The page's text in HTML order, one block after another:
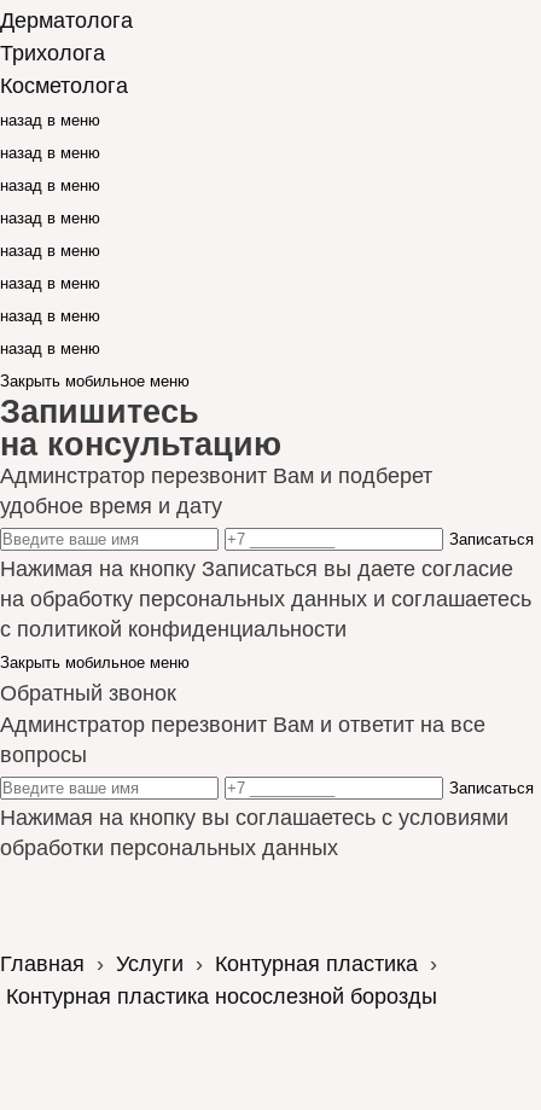
Дерматолога
Трихолога
Косметолога
назад в меню
назад в меню
назад в меню
назад в меню
назад в меню
назад в меню
назад в меню
назад в меню
Закрыть мобильное меню
Запишитесь
на консультацию
Админстратор перезвонит Вам и подберет
удобное время и дату
Записаться
Нажимая на кнопку Записаться вы даете согласие
на обработку персональных данных и соглашаетесь
с политикой конфиденциальности
Закрыть мобильное меню
Обратный звонок
Админстратор перезвонит Вам и ответит на все
вопросы
Записаться
Нажимая на кнопку вы соглашаетесь с условиями
обработки персональных данных
Главная › Услуги › Контурная пластика ›
Контурная пластика носослезной борозды